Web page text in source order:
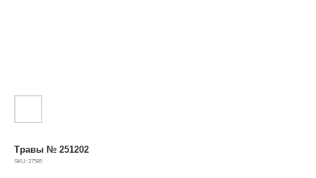
Травы № 251202
SKU: 27595